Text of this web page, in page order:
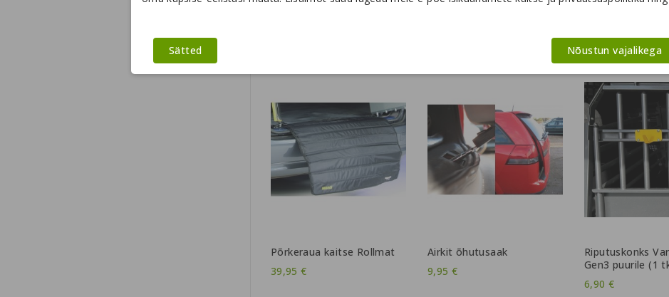
Põrkeraua kaitse Rollmat
39,95 €
Airkit õhutusaak
9,95 €
Riputuskonks
Gen3 puurile (1
6,90 €
Sätted Nõustun vajalikega